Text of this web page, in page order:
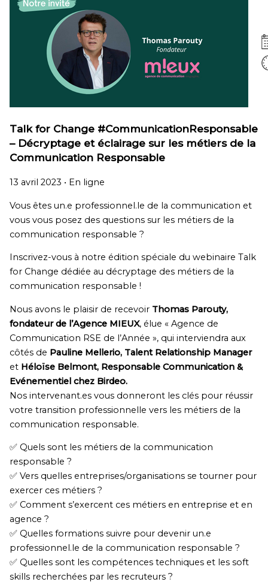
Talk for Change #CommunicationResponsable
– Décryptage et éclairage sur les métiers de la
Communication Responsable
13 avril 2023 • En ligne
Vous êtes un.e professionnel.le de la communication et
vous vous posez des questions sur les métiers de la
communication responsable ?
Inscrivez-vous à notre édition spéciale du webinaire Talk
for Change dédiée au décryptage des métiers de la
communication responsable !
Nous avons le plaisir de recevoir Thomas Parouty,
fondateur de l’Agence MIEUX, élue « Agence de
Communication RSE de l’Année », qui interviendra aux
côtés de Pauline Mellerio, Talent Relationship Manager
et Héloïse Belmont, Responsable Communication &
Evénementiel chez Birdeo.
Nos intervenant.es vous donneront les clés pour réussir
votre transition professionnelle vers les métiers de la
communication responsable.
✅ Quels sont les métiers de la communication
responsable ?
✅ Vers quelles entreprises/organisations se tourner pour
exercer ces métiers ?
✅ Comment s’exercent ces métiers en entreprise et en
agence ?
✅ Quelles formations suivre pour devenir un.e
professionnel.le de la communication responsable ?
✅ Quelles sont les compétences techniques et les soft
skills recherchées par les recruteurs ?